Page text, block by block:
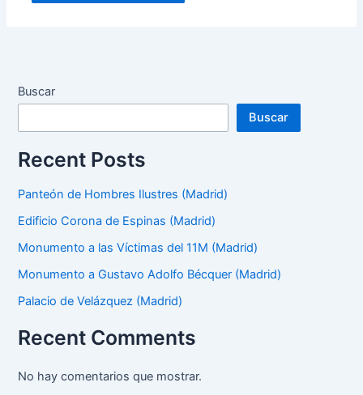
Buscar
Buscar
Recent Posts
Panteón de Hombres Ilustres (Madrid)
Edificio Corona de Espinas (Madrid)
Monumento a las Víctimas del 11M (Madrid)
Monumento a Gustavo Adolfo Bécquer (Madrid)
Palacio de Velázquez (Madrid)
Recent Comments
No hay comentarios que mostrar.